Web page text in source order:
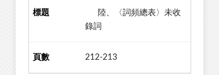
陸、〈詞頻總表〉未收
錄詞
212-213